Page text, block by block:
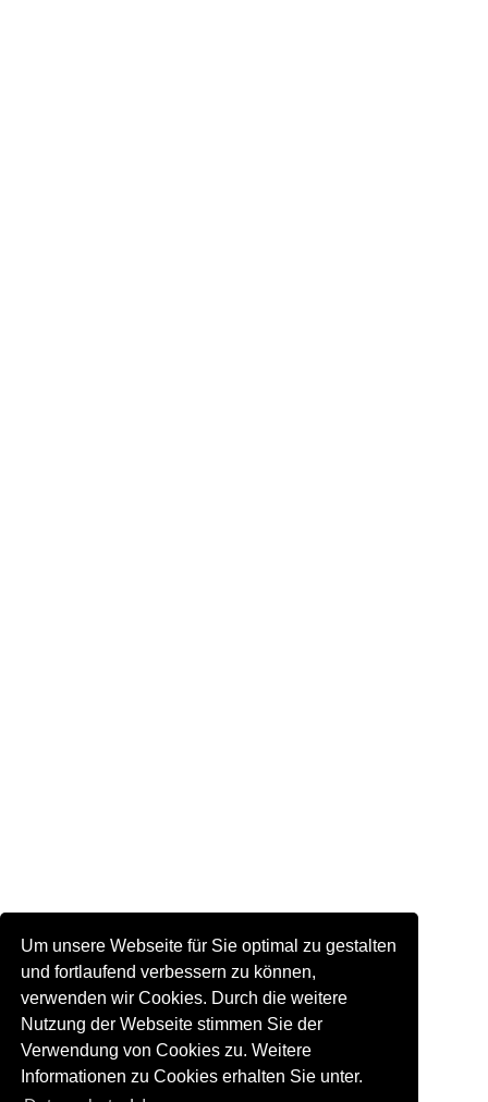
Um unsere Webseite für Sie optimal zu gestalten
und fortlaufend verbessern zu können,
verwenden wir Cookies. Durch die weitere
Nutzung der Webseite stimmen Sie der
Verwendung von Cookies zu. Weitere
Informationen zu Cookies erhalten Sie unter.